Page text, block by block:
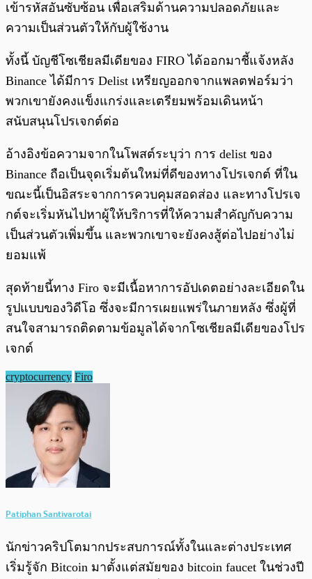
เข้ารหัสอันซับซ้อน เพื่อเสริมด้านความปลอดภัยและ
ความเป็นส่วนตัวให้กับผู้ใช้งาน
ทั้งนี้ บัญชีโซเชียลมีเดียของ FIRO ได้ออกมาชี้แจ้งหลัง
Binance ได้มีการ Delist เหรียญออกจากแพลตฟอร์มว่า
พวกเขายังคงแข็งแกร่งและเตรียมพร้อมเดินหน้า
สนับสนุนโปรเจกต์ต่อ
อ้างอิงข้อความจากในโพสต์ระบุว่า การ delist ของ
Binance ถือเป็นจุดเริ่มต้นใหม่ที่ดีของทางโปรเจกต์ ที่ใน
ขณะนี้เป็นอิสระจากการควบคุมสอดส่อง และทางโปรเจ
กต์จะเริ่มหันไปหาผู้ให้บริการที่ให้ความสำคัญกับความ
เป็นส่วนตัวเพิ่มขึ้น และพวกเขาจะยังคงสู้ต่อไปอย่างไม่
ยอมแพ้
สุดท้ายนี้ทาง Firo จะมีเนื้อหาการอัปเดตอย่างละเอียดใน
รูปแบบของวิดีโอ ซึ่งจะมีการเผยแพร่ในภายหลัง ซึ่งผู้ที่
สนใจสามารถติดตามข้อมูลได้จากโซเชียลมีเดียของโปร
เจกต์
cryptocurrency Firo
Patiphan Santivarotai
นักข่าวคริปโตมากประสบการณ์ทั้งในและต่างประเทศ
เริ่มรู้จัก Bitcoin มาตั้งแต่สมัยของ bitcoin faucet ในช่วงปี